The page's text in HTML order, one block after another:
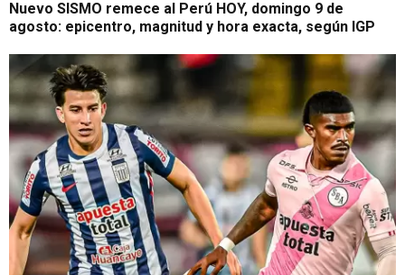
Nuevo SISMO remece al Perú HOY, domingo 9 de
agosto: epicentro, magnitud y hora exacta, según IGP